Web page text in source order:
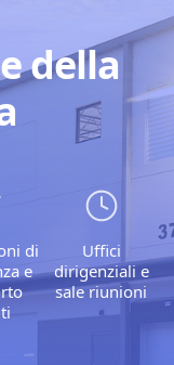
della
di
e
Uffici
dirigenziali e
sale riunioni